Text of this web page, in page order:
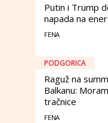
Putin i Trump
napada na
FENA
PODGORICA
Raguž na
Balkanu:
tračnice
FENA